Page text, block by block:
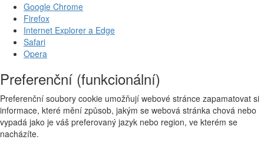
Google Chrome
Firefox
Internet Explorer a Edge
Safari
Opera
Preferenční (funkcionální)
Preferenční soubory cookie umožňují webové stránce zapamatovat si
informace, které mění způsob, jakým se webová stránka chová nebo
vypadá jako je váš preferovaný jazyk nebo region, ve kterém se
nacházíte.